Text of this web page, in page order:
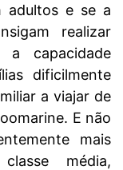
adultos e se a
realizar
a capacidade
dificilmente
a viajar de
E não
mais
média,